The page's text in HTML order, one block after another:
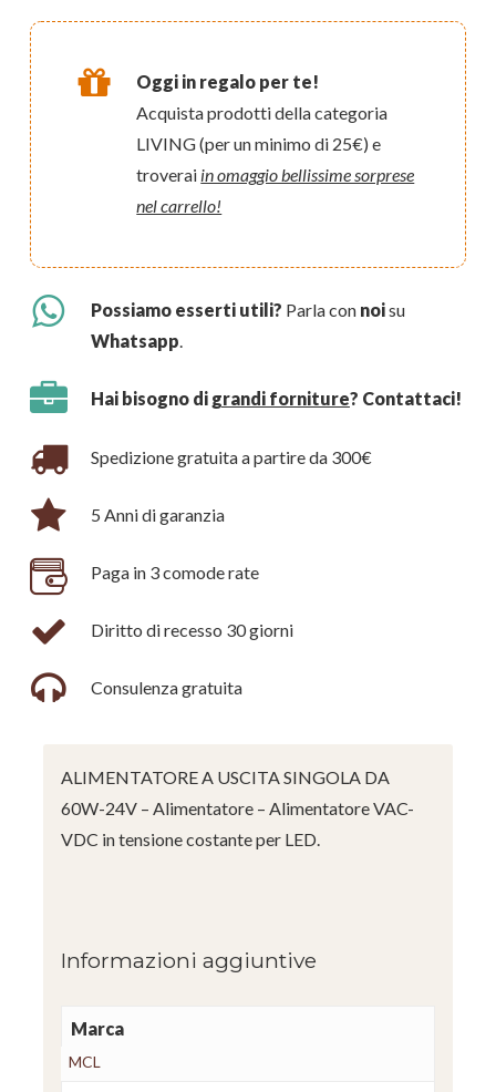
Oggi in regalo per te!
Acquista prodotti della categoria
LIVING (per un minimo di 25€) e
troverai in omaggio bellissime sorprese
nel carrello!
Possiamo esserti utili? Parla con noisu
Whatsapp
Hai bisogno di grandi forniture? Contattaci!
Spedizione gratuita a partire da 300€
5 Anni di garanzia
Paga in 3 comode rate
Diritto di recesso 30 giorni
Consulenza gratuita
ALIMENTATORE A USCITA SINGOLA DA
60W-24V – Alimentatore – Alimentatore VAC-
VDC in tensione costante per LED.
Informazioni aggiuntive
Marca
MCL